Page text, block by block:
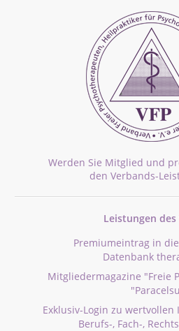
Werden Sie Mitglied und
den Verbands-
Leistungen des
Premiumeintrag in
Datenbank
Mitgliedermagazine "Freie
Exklusiv-Login zu
Berufs-, Fach-,